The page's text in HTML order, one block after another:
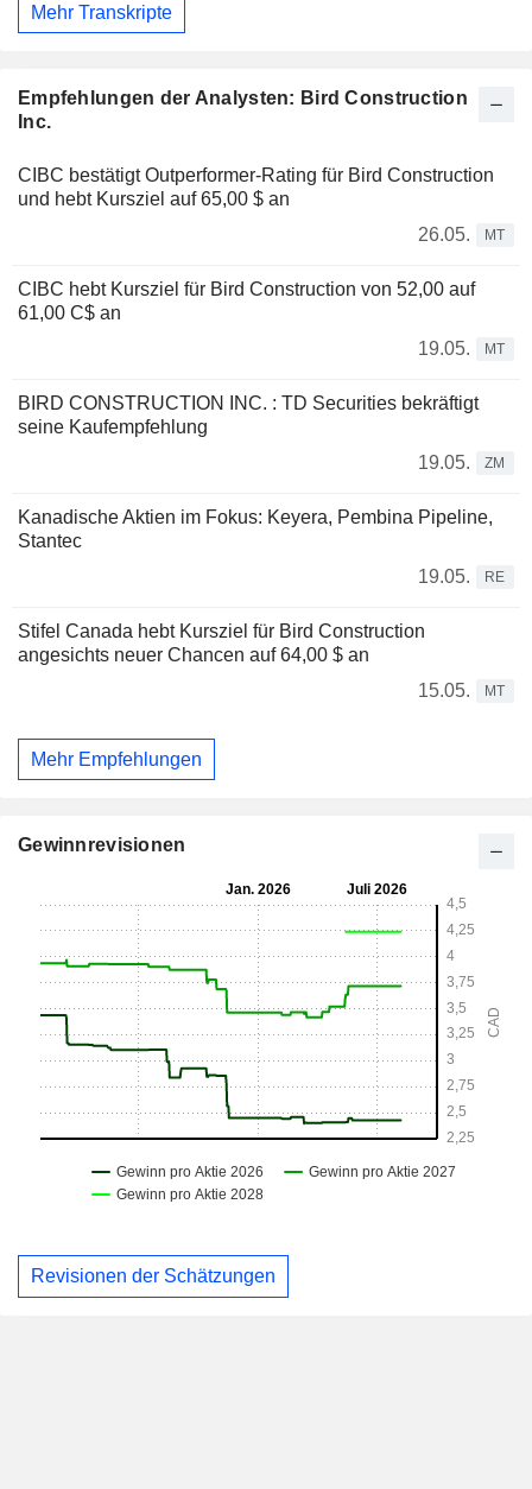
Mehr Transkripte
Empfehlungen der Analysten: Bird Construction
Inc.
CIBC bestätigt Outperformer-Rating für Bird Construction
und hebt Kursziel auf 65,00 $ an
26.05.
MT
CIBC hebt Kursziel für Bird Construction von 52,00 auf
61,00 C$ an
19.05.
MT
BIRD CONSTRUCTION INC. : TD Securities bekräftigt
seine Kaufempfehlung
19.05.
ZM
Kanadische Aktien im Fokus: Keyera, Pembina Pipeline,
Stantec
19.05.
RE
Stifel Canada hebt Kursziel für Bird Construction
angesichts neuer Chancen auf 64,00 $ an
15.05.
MT
Mehr Empfehlungen
Gewinnrevisionen
Revisionen der Schätzungen